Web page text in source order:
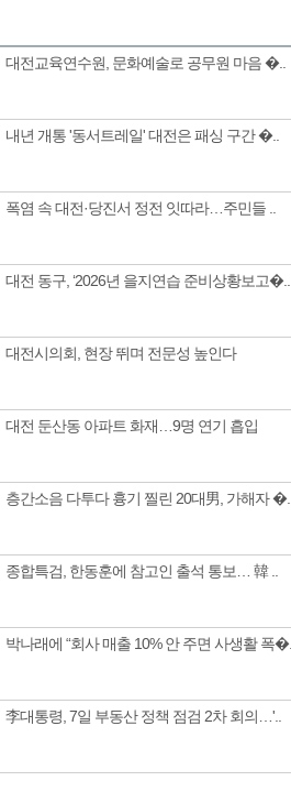
대전교육연수원, 문화예술로 공무원 마음 �..
내년 개통 '동서트레일' 대전은 패싱 구간 �..
폭염 속 대전·당진서 정전 잇따라…주민들 ..
대전 동구, ‘2026년 을지연습 준비상황보고�..
대전시의회, 현장 뛰며 전문성 높인다
대전 둔산동 아파트 화재…9명 연기 흡입
층간소음 다투다 흉기 찔린 20대男, 가해자 �..
종합특검, 한동훈에 참고인 출석 통보… 韓 ..
박나래에 “회사 매출 10% 안 주면 사생활 폭�..
李대통령, 7일 부동산 정책 점검 2차 회의…'..